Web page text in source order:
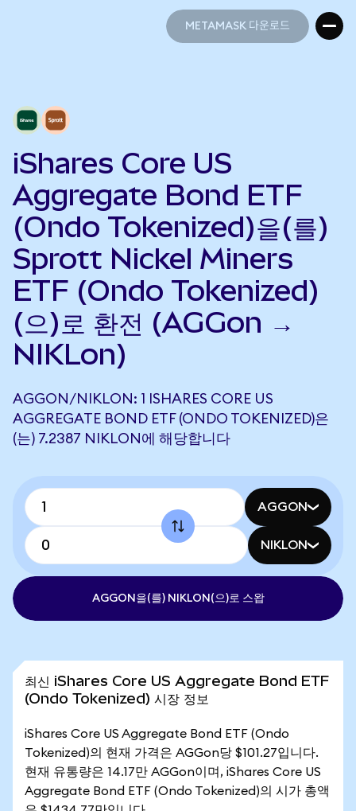
METAMASK 다운로드
iShares Core US
Aggregate Bond ETF
(Ondo Tokenized)을(를)
Sprott Nickel Miners
ETF (Ondo Tokenized)
(으)로 환전 (AGGon →
NIKLon)
AGGON/NIKLON: 1 ISHARES CORE US
AGGREGATE BOND ETF (ONDO TOKENIZED)은
(는) 7.2387 NIKLON에 해당합니다
AGGON
NIKLON
AGGON을(를) NIKLON(으)로 스왑
최신 iShares Core US Aggregate Bond ETF
(Ondo Tokenized) 시장 정보
iShares Core US Aggregate Bond ETF (Ondo
Tokenized)의 현재 가격은 AGGon당 $101.27입니다.
현재 유통량은 14.17만 AGGon이며, iShares Core US
Aggregate Bond ETF (Ondo Tokenized)의 시가 총액